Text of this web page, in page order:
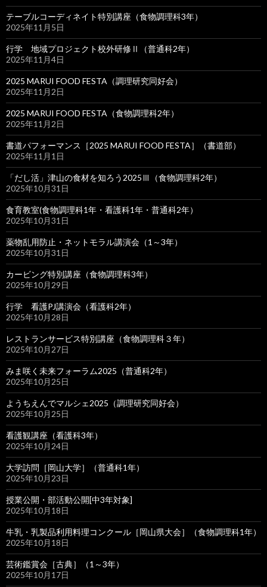
テーブルコーディネイト特別講座（食物調理科3年）
2025年11月5日
行学 地域プロジェクト校外研修Ⅱ（普通科2年）
2025年11月4日
2025 MARUI FOOD FESTA（調理研究同好会）
2025年11月2日
2025 MARUI FOOD FESTA（食物調理科2年）
2025年11月2日
書道パフォーマンス［2025 MARUI FOOD FESTA］（書道部）
2025年11月1日
「だし活」津山の食材を知ろう2025Ⅲ（食物調理科2年）
2025年10月31日
食育教室(食物調理科1年・看護科1年・普通科2年）
2025年10月31日
薬物乱用防止・ネットモラル講演会（1～3年）
2025年10月31日
カービング特別講座（食物調理科3年）
2025年10月29日
行学 看護PJ講演会（看護科2年）
2025年10月28日
レストランサービス特別講座（食物調理科３年）
2025年10月27日
みま咲く未来フォーラム2025（普通科2年）
2025年10月25日
ようちえんでマルシェ2025（調理研究同好会）
2025年10月25日
看護観講座（看護科3年）
2025年10月24日
大学訪問［岡山大学］（普通科1年）
2025年10月23日
授業公開・部活動公開[中3年対象]
2025年10月18日
牛乳・乳製品利用料理コンクール［岡山県大会］（食物調理科1年）
2025年10月18日
芸術鑑賞会［古典］（1～3年）
2025年10月17日